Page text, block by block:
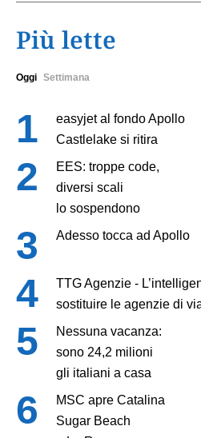
Più lette
Oggi Settimana
easyjet al fondo Apollo
Castlelake si ritira
EES: troppe code,
diversi scali
lo sospendono
Adesso tocca ad Apollo
TTG Agenzie -
sostituire le agenzie di
Nessuna vacanza:
sono 24,2 milioni
gli italiani a casa
MSC apre Catalina
Sugar Beach